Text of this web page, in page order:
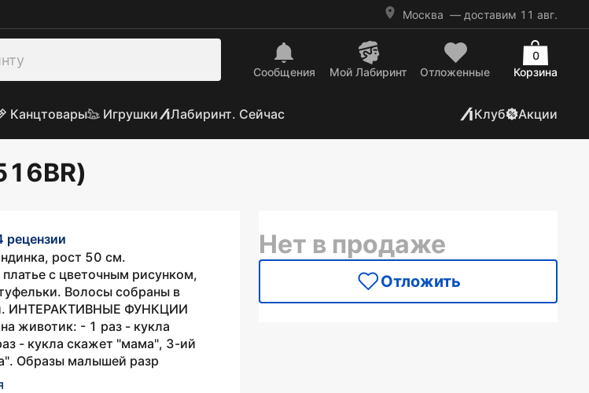
Москва — доставим 11 авг.
Сообщения Mой Лабиринт Отложенные Корзина
0
Канцтовары Игрушки Лабиринт. Сейчас Клуб Акции
рецензии
рост 50 см.
с цветочным рисунком,
Волосы собраны в
ИНТЕРАКТИВНЫЕ ФУНКЦИИ
животик: - 1 раз - кукла
- кукла скажет "мама", 3-ий
Образы малышей разр
Нет в продаже
Отложить